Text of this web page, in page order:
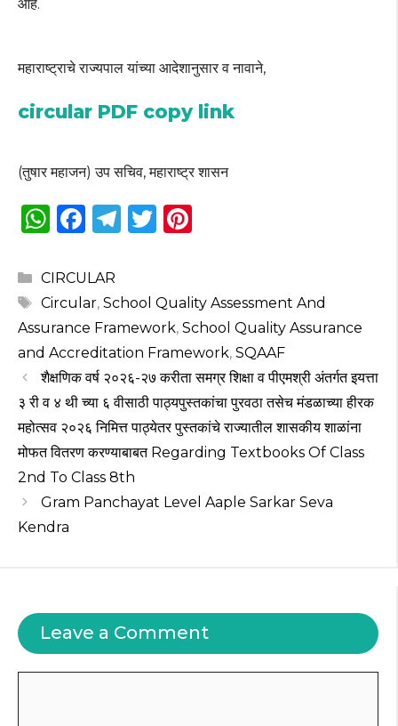
आहे.
महाराष्ट्राचे राज्यपाल यांच्या आदेशानुसार व नावाने,
circular PDF copy link
(तुषार महाजन) उप सचिव, महाराष्ट्र शासन
W
a
ts
A
p
p
F
c
e
b
o
o
k
T
g
ra
m
T
te
r
re
st
Categories
CIRCULAR
Tags
Circular, School Quality Assessment And
Assurance Framework, School Quality Assurance
and Accreditation Framework, SQAAF
शैक्षणिक वर्ष २०२६-२७ करीता समग्र शिक्षा व पीएमश्री अंतर्गत इयत्ता
३ री व ४ थी च्या ६ वीसाठी पाठ्यपुस्तकांचा पुरवठा तसेच मंडळाच्या हीरक
महोत्सव २०२६ निमित्त पाठ्येतर पुस्तकांचे राज्यातील शासकीय शाळांना
मोफत वितरण करण्याबाबत Regarding Textbooks Of Class
2nd To Class 8th
Gram Panchayat Level Aaple Sarkar Seva
Kendra
Leave a Comment